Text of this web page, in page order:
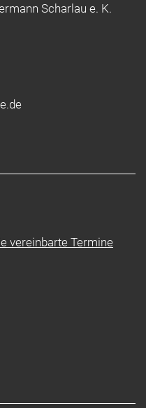
Scharlau e. K.
vereinbarte Termine